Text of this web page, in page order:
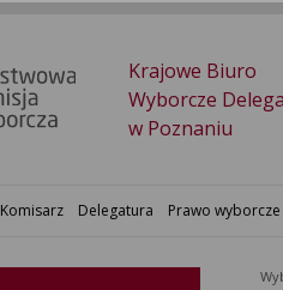
Krajowe Biuro
Wyborcze
w Poznaniu
Komisarz Delegatura Prawo wyborcze